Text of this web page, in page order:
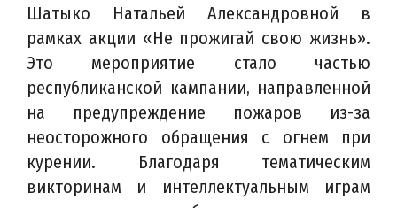
Шатыко Натальей Александровной в
рамках акции «Не прожигай свою жизнь».
Это мероприятие стало частью
республиканской кампании, направленной
на предупреждение пожаров из-за
неосторожного обращения с огнем при
курении. Благодаря тематическим
викторинам и интеллектуальным играм